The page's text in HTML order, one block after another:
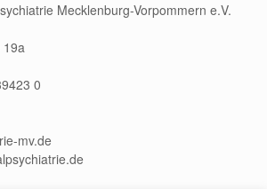
Mecklenburg-Vorpommern e.V.
19a
0
mv.de